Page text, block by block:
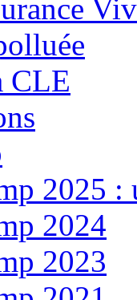
CLE
2025 :
2024
2023